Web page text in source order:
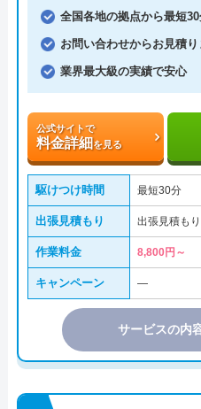
全国各地の拠点から最短
お問い合わせからお見積
業界最大級の実績で安心
公式サイトで
料金詳細を見る
駆けつけ時間 最短30分
出張見積もり 出張見積も
作業料金 8,800円～
キャンペーン ―
サービスの内